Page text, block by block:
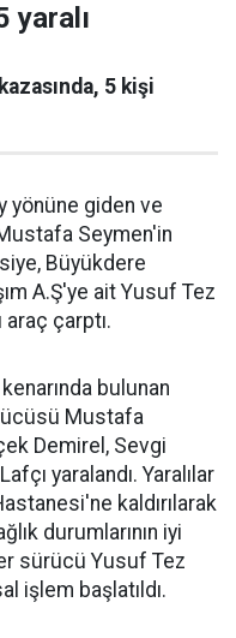
yaralı
5 kişi
yönüne giden ve
Seymen'in
Büyükdere
A.Ş'ye ait Yusuf Tez
çarptı.
bulunan
Mustafa
Demirel, Sevgi
yaralandı. Yaralılar
kaldırılarak
durumlarının iyi
sürücü Yusuf Tez
işlem başlatıldı.